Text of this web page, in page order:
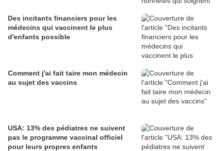
Des incitants financiers pour les
médecins qui vaccinent le plus
d'enfants possible
Comment j'ai fait taire mon médecin
au sujet des vaccins
USA: 13% des pédiatres ne suivent
pas le programme vaccinal officiel
pour leurs propres enfants